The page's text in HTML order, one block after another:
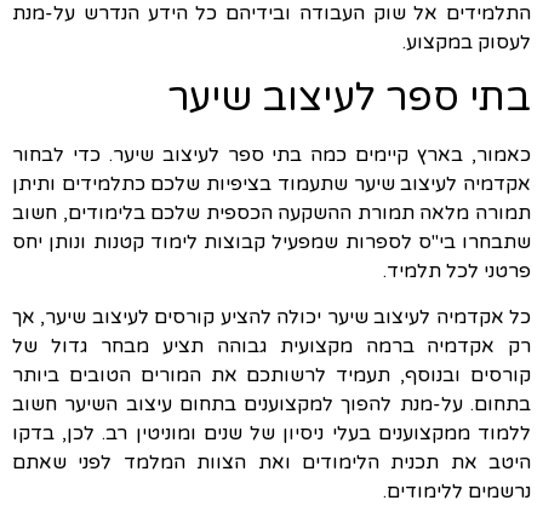
התלמידים אל שוק העבודה ובידיהם כל הידע הנדרש על-מנת
לעסוק במקצוע.
בתי ספר לעיצוב שיער
כאמור, בארץ קיימים כמה בתי ספר לעיצוב שיער. כדי לבחור
אקדמיה לעיצוב שיער שתעמוד בציפיות שלכם כתלמידים ותיתן
תמורה מלאה תמורת ההשקעה הכספית שלכם בלימודים, חשוב
שתבחרו בי"ס לספרות שמפעיל קבוצות לימוד קטנות ונותן יחס
פרטני לכל תלמיד.
כל אקדמיה לעיצוב שיער יכולה להציע קורסים לעיצוב שיער, אך
רק אקדמיה ברמה מקצועית גבוהה תציע מבחר גדול של
קורסים ובנוסף, תעמיד לרשותכם את המורים הטובים ביותר
בתחום. על-מנת להפוך למקצוענים בתחום עיצוב השיער חשוב
ללמוד ממקצוענים בעלי ניסיון של שנים ומוניטין רב. לכן, בדקו
היטב את תכנית הלימודים ואת הצוות המלמד לפני שאתם
נרשמים ללימודים.